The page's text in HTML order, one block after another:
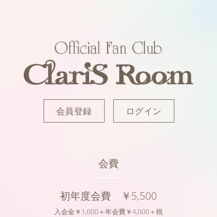
会員登録 ログイン
会費
初年度会費 ￥5,500
入会金￥1,000＋年会費￥4,000＋税